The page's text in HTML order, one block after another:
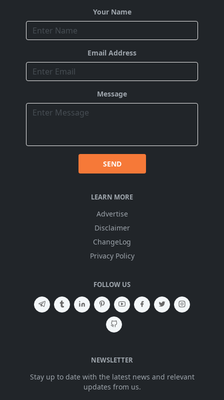
Your Name
Email Address
Message
SEND
LEARN MORE
Advertise
Disclaimer
ChangeLog
Privacy Policy
FOLLOW US
NEWSLETTER
Stay up to date with the latest news and relevant
updates from us.